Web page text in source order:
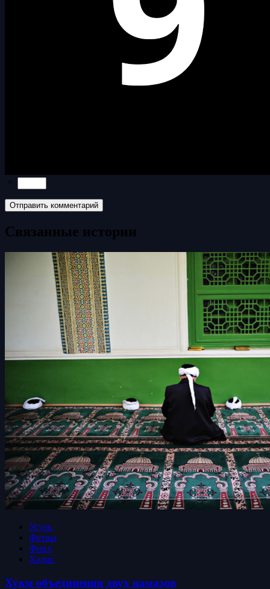
=
Связанные истории
Усуль
Фетвы
Фикх
Хадис
Хукм объединения двух намазов